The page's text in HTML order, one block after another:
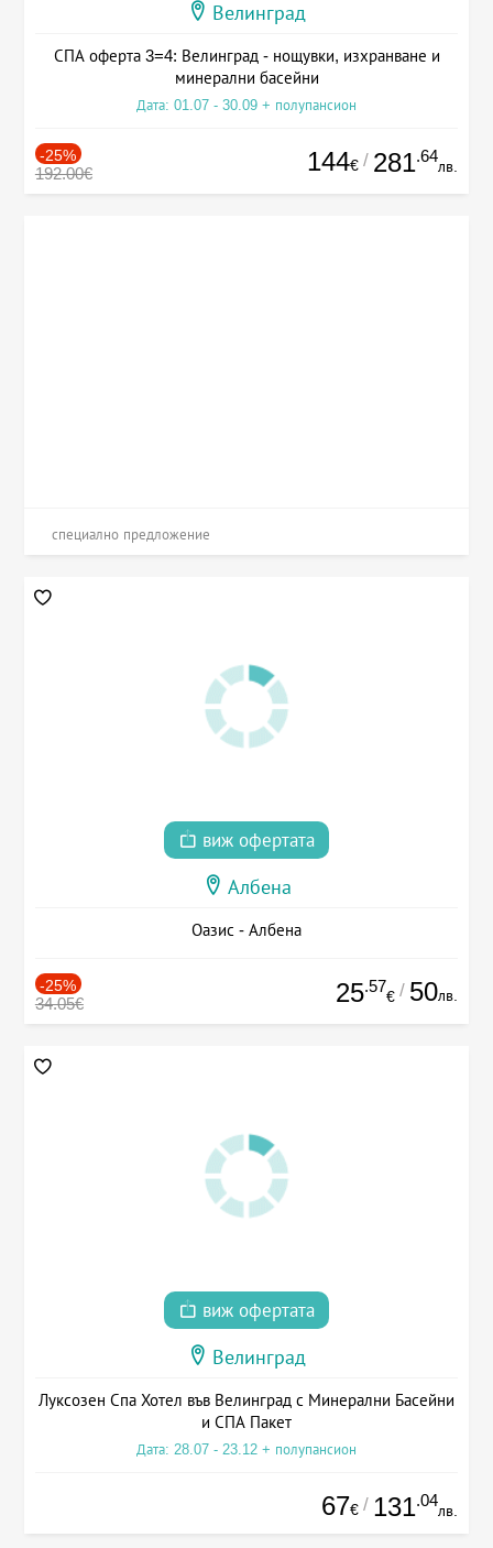
Велинград
СПА оферта 3=4: Велинград - нощувки, изхранване и
минерални басейни
Дата: 01.07 - 30.09 + полупансион
-25%
192.00€ 144€ / 281.64
лв.
специално предложение
виж офертата
Албена
Оазис - Албена
-25%
34.05€ 25.57
€ / 50лв.
виж офертата
Велинград
Луксозен Спа Хотел във Велинград с Минерални Басейни
и СПА Пакет
Дата: 28.07 - 23.12 + полупансион
67€ / 131.04
лв.